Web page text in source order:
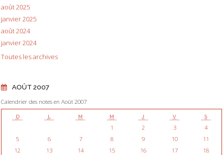
août 2025
janvier 2025
août 2024
janvier 2024
Toutes les archives
AOÛT 2007
Calendrier des notes en Août 2007
D L M M J V S
1 2 3
4
5
6 7 8 9 10
11
12
13 14 15 16 17
18